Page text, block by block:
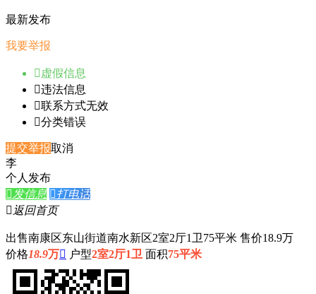
最新发布
我要举报
 虚假信息
违法信息
联系方式无效
分类错误
提交举报取消
李
个人发布
发信息 打电话
 返回首页
出售南康区东山街道南水新区2室2厅1卫75平米 售价18.9万
价格18.9万 户型2室2厅1卫 面积75平米